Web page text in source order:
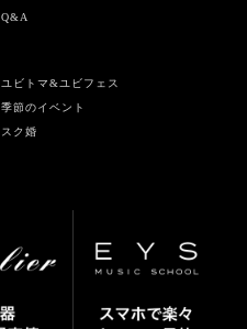
Q&A
ユビトマ&ユビフェス
季節のイベント
スク婚